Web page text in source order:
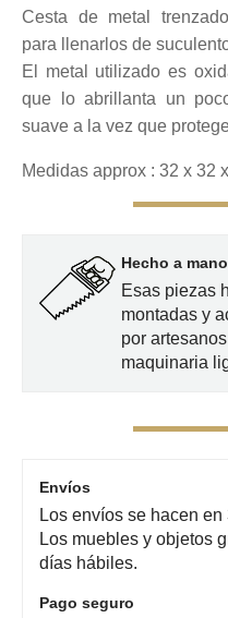
Cesta de metal
para llenarlos de
El metal utilizado es
que lo abrillanta un
suave a la vez que
Medidas approx : 32 x 32
Hecho a
Esas piezas
montadas y
por
maquinaria
Envíos
Los envíos se hacen
Los muebles y objetos
días hábiles.
Pago seguro